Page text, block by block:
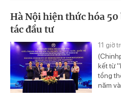
Hà Nội hiện thức hóa
tác đầu tư
11 giờ
kết từ
tổng
năm